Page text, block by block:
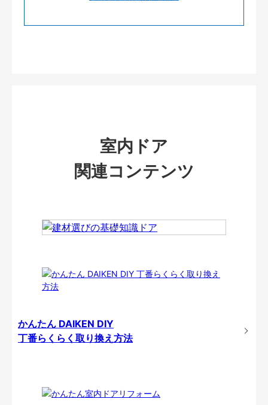
室内ドア
関連コンテンツ
かんたん DAIKEN DIY
丁番らくらく取り換え方法